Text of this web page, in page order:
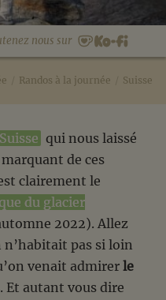
nous sur
Randos à la journée Suisse
Suisse qui nous laissé
de ces
clairement le
du glacier
2022). Allez
n’habitait pas si loin
venait admirer le
. Et autant vous dire